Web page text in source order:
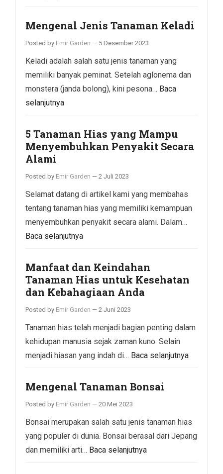
Mengenal Jenis Tanaman Keladi
Posted by Emir Garden — 5 Desember 2023
Keladi adalah salah satu jenis tanaman yang
memiliki banyak peminat. Setelah aglonema dan
monstera (janda bolong), kini pesona… Baca
selanjutnya
5 Tanaman Hias yang Mampu
Menyembuhkan Penyakit Secara
Alami
Posted by Emir Garden — 2 Juli 2023
Selamat datang di artikel kami yang membahas
tentang tanaman hias yang memiliki kemampuan
menyembuhkan penyakit secara alami. Dalam…
Baca selanjutnya
Manfaat dan Keindahan
Tanaman Hias untuk Kesehatan
dan Kebahagiaan Anda
Posted by Emir Garden — 2 Juni 2023
Tanaman hias telah menjadi bagian penting dalam
kehidupan manusia sejak zaman kuno. Selain
menjadi hiasan yang indah di… Baca selanjutnya
Mengenal Tanaman Bonsai
Posted by Emir Garden — 20 Mei 2023
Bonsai merupakan salah satu jenis tanaman hias
yang populer di dunia. Bonsai berasal dari Jepang
dan memiliki arti… Baca selanjutnya